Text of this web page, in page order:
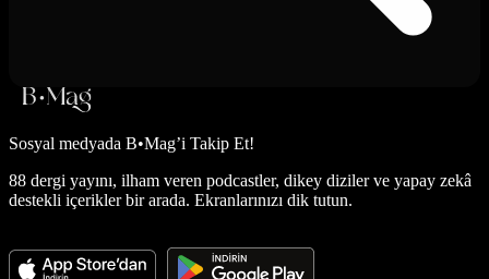
Sosyal medyada B•Mag’i Takip Et!
88 dergi yayını, ilham veren podcastler, dikey diziler ve yapay zekâ
destekli içerikler bir arada. Ekranlarınızı dik tutun.